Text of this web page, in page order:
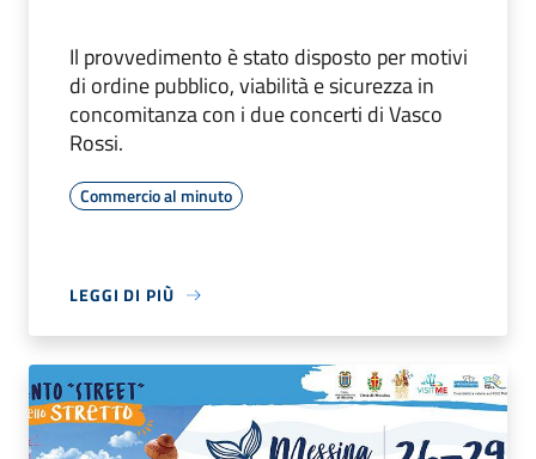
Il provvedimento è stato disposto per motivi
di ordine pubblico, viabilità e sicurezza in
concomitanza con i due concerti di Vasco
Rossi.
Commercio al minuto
LEGGI DI PIÙ